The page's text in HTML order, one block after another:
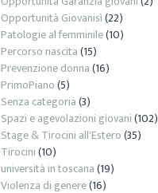
Opportunità Giovanisì(22)
Patologie al femminile(10)
Percorso nascita(15)
Prevenzione donna(16)
PrimoPiano(5)
Senza categoria(3)
Spazi e agevolazioni giovani(102)
Stage & Tirocini all'Estero(35)
Tirocini(10)
università in toscana(19)
Violenza di genere(16)